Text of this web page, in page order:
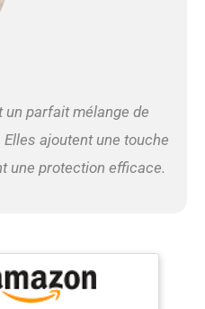
un parfait mélange de
ajoutent une touche
une protection efficace.